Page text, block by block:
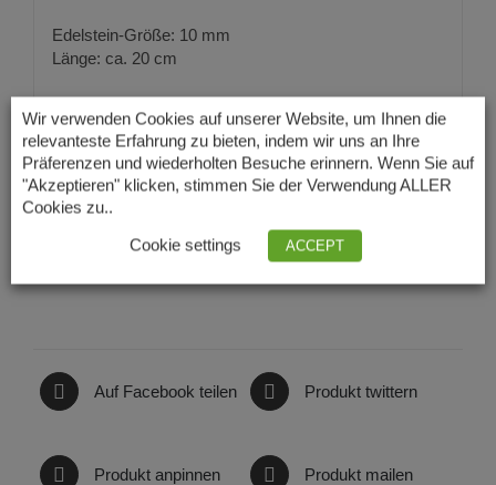
Edelstein-Größe: 10 mm
Länge: ca. 20 cm
Zusätzliche Information
17 cm, 18 cm, 19 cm, 20 cm
Auf Facebook teilen Produkt twittern
Produkt anpinnen Produkt mailen
Wir verwenden Cookies auf unserer Website, um Ihnen die
relevanteste Erfahrung zu bieten, indem wir uns an Ihre
Präferenzen und wiederholten Besuche erinnern. Wenn Sie auf
"Akzeptieren" klicken, stimmen Sie der Verwendung ALLER
Cookies zu..
Cookie settings ACCEPT